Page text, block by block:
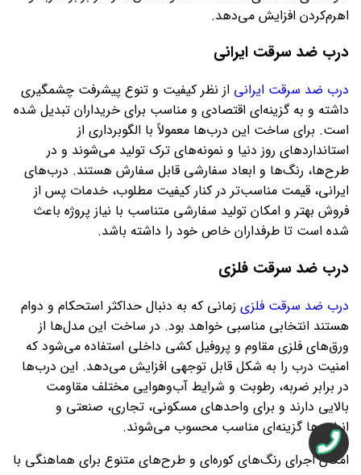
اهرم‌کردن افزایش می‌دهد.
درب ضد سرقت ایرانی
درب ضد سرقت ایرانی از نظر کیفیت و تنوع پیشرفت چشمگیری
داشته و به گزینه‌ای اقتصادی و مناسب برای خریداران تبدیل شده
است. برای ساخت این درب‌ها معمولاً با الگوبرداری از
استانداردهای روز دنیا و نمونه‌های ترک تولید می‌شوند و در
طرح‌ها، رنگ‌ها و ابعاد سفارشی قابل سفارش هستند. درب‌های
ایرانی، قیمت مناسب‌تر در کنار کیفیت مطلوب، خدمات پس از
فروش بهتر و امکان تولید سفارشی متناسب با نیاز پروژه باعث
شده است تا طرفداران خاص خود را داشته باشد.
درب ضد سرقت فلزی
درب ضد سرقت فلزی زمانی که به دنبال حداکثر استحکام و دوام
هستند انتخابی مناسبی خواهد بود. در ساخت این مدل‌ها از
ورق‌های فلزی مقاوم و پروفیل‌ کشی داخلی استفاده می‌شود که
امنیت درب را به شکل قابل توجهی افزایش می‌دهد. این درب‌ها
در برابر ضربه، رطوبت و شرایط آب‌وهوایی مختلف مقاومت
بالایی دارند و برای واحدهای مسکونی، تجاری، صنعتی و
انباری‌ها گزینه‌ای مناسب محسوب می‌شوند.
امکان اجرای رنگ‌های کوره‌ای و طرح‌های متنوع برای هماهنگی با